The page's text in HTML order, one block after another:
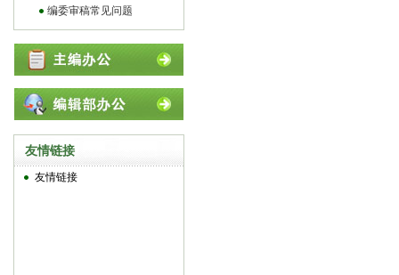
编委审稿常见问题
友情链接
友情链接